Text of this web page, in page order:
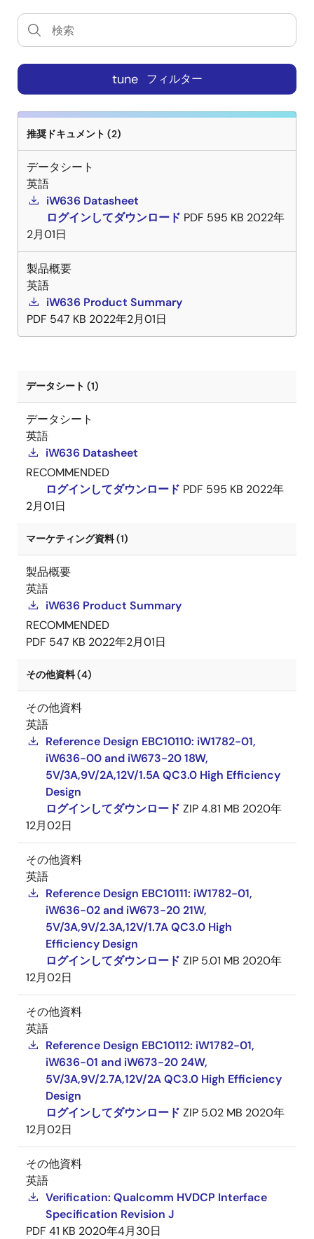
tune フィルター
推奨ドキュメント (2)
データシート
英語
iW636 Datasheet
ログインしてダウンロード PDF 595 KB 2022年
2月01日
製品概要
英語
iW636 Product Summary
PDF 547 KB 2022年2月01日
データシート (1)
データシート
英語
iW636 Datasheet
RECOMMENDED
ログインしてダウンロード PDF 595 KB 2022年
2月01日
マーケティング資料 (1)
製品概要
英語
iW636 Product Summary
RECOMMENDED
PDF 547 KB 2022年2月01日
その他資料 (4)
その他資料
英語
Reference Design EBC10110: iW1782-01,
iW636-00 and iW673-20 18W,
5V/3A,9V/2A,12V/1.5A QC3.0 High Efficiency
Design
ログインしてダウンロード ZIP4.81 MB 2020年
12月02日
その他資料
英語
Reference Design EBC10111: iW1782-01,
iW636-02 and iW673-20 21W,
5V/3A,9V/2.3A,12V/1.7A QC3.0 High
Efficiency Design
ログインしてダウンロード ZIP 5.01 MB 2020年
12月02日
その他資料
英語
Reference Design EBC10112: iW1782-01,
iW636-01 and iW673-20 24W,
5V/3A,9V/2.7A,12V/2A QC3.0 High Efficiency
Design
ログインしてダウンロード ZIP 5.02 MB 2020年
12月02日
その他資料
英語
Verification: Qualcomm HVDCP Interface
Specification Revision J
PDF 41 KB 2020年4月30日